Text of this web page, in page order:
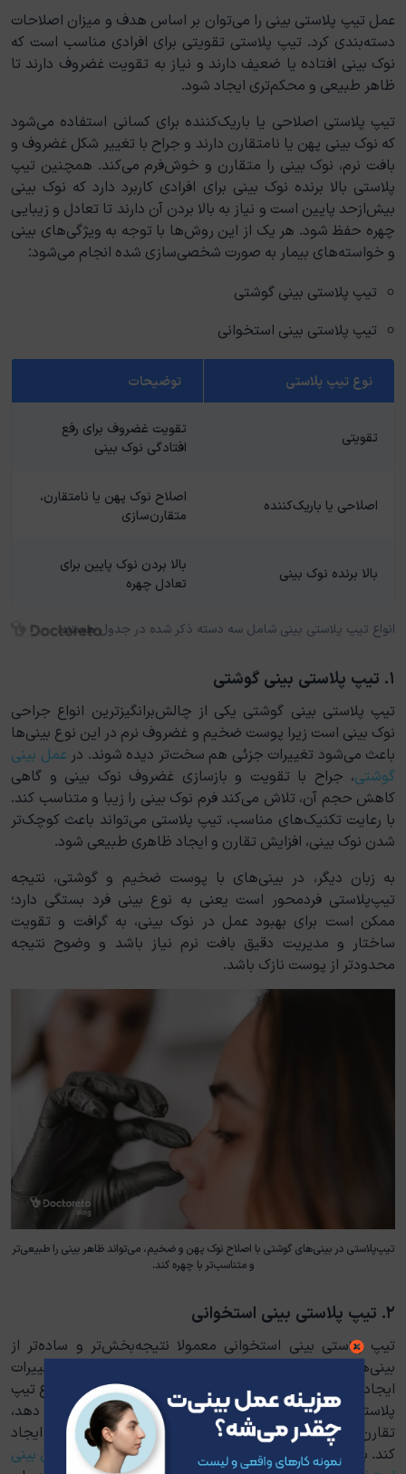
عمل تیپ پلاستی بینی را می‌توان بر اساس هدف و میزان اصلاحات
دسته‌بندی کرد. تیپ پلاستی تقویتی برای افرادی مناسب است که
نوک بینی افتاده یا ضعیف دارند و نیاز به تقویت غضروف دارند تا
ظاهر طبیعی و محکم‌تری ایجاد شود.
تیپ پلاستی اصلاحی یا باریک‌کننده برای کسانی استفاده می‌شود
که نوک بینی پهن یا نامتقارن دارند و جراح با تغییر شکل غضروف و
بافت نرم، نوک بینی را متقارن و خوش‌فرم می‌کند. همچنین تیپ
پلاستی بالا برنده نوک بینی برای افرادی کاربرد دارد که نوک بینی
بیش‌ازحد پایین است و نیاز به بالا بردن آن دارند تا تعادل و زیبایی
چهره حفظ شود. هر یک از این روش‌ها با توجه به ویژگی‌های بینی
و خواسته‌های بیمار به صورت شخصی‌سازی شده انجام می‌شود:
تیپ پلاستی بینی گوشتی
تیپ پلاستی بینی استخوانی
نوع تیپ پلاستی توضیحات
تقویتی
تقویت غضروف برای رفع
افتادگی نوک بینی
اصلاحی یا باریک‌کننده
اصلاح نوک پهن یا نامتقارن،
متقارن‌سازی
بالا برنده نوک بینی
بالا بردن نوک پایین برای
تعادل چهره
انواع تیپ پلاستی بینی شامل سه دسته ذکر شده در جدول هستند.
۱. تیپ پلاستی بینی گوشتی
تیپ پلاستی بینی گوشتی یکی از چالش‌برانگیزترین انواع جراحی
نوک بینی است زیرا پوست ضخیم و غضروف نرم در این نوع بینی‌ها
باعث می‌شود تغییرات جزئی هم سخت‌تر دیده شوند. درعمل بینی
گوشتی، جراح با تقویت و بازسازی غضروف نوک بینی و گاهی
کاهش حجم آن، تلاش می‌کند فرم نوک بینی را زیبا و متناسب کند.
با رعایت تکنیک‌های مناسب، تیپ پلاستی می‌تواند باعث کوچک‌تر
شدن نوک بینی، افزایش تقارن و ایجاد ظاهری طبیعی شود.
به زبان دیگر، در بینی‌های با پوست ضخیم و گوشتی، نتیجه
تیپ‌پلاستی فردمحور است یعنی به نوع بینی فرد بستگی دارد؛
ممکن است برای بهبود عمل در نوک بینی، به گرافت و تقویت
ساختار و مدیریت دقیق بافت نرم نیاز باشد و وضوح نتیجه
محدودتر از پوست نازک باشد.
تیپ‌پلاستی در بینی‌های گوشتی با اصلاح نوک پهن و ضخیم، می‌تواند ظاهر بینی را طبیعی‌تر
و متناسب‌تر با چهره کند.
۲. تیپ پلاستی بینی استخوانی
تیپ پلاستی بینی استخوانی معمولا نتیجه‌بخش‌تر و ساده‌تر از
بینی‌های گوشتی است زیرا پوست نازک و غضروف محکم، تغییرات
ایجاد شده توسط جراح را به وضوح نشان می‌دهد. در این نوع تیپ
پلاستی، جراح می‌تواند نوک بینی را به شکل دلخواه تراش دهد،
تقارن را بهبود بخشد و ظاهری طبیعی و متناسب با چهره ایجاد
کند. به دلیل ویژگی‌های ساختاری بینی استخوانی، نتیجه
عمل بینی